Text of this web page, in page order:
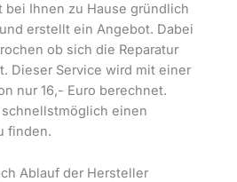
bei Ihnen zu Hause gründlich
erstellt ein Angebot. Dabei
ob sich die Reparatur
Dieser Service wird mit einer
nur 16,- Euro berechnet.
schnellstmöglich einen
finden.
Ablauf der Hersteller